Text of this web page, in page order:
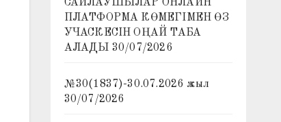
САЙЛАУШЫЛАР ОНЛАЙН
ПЛАТФОРМА КӨМЕГІМЕН ӨЗ
УЧАСКЕСІН ОҢАЙ ТАБА
АЛАДЫ 30/07/2026
№30(1837)-30.07.2026 жыл
30/07/2026